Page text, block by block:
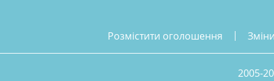
розмістити оголошення
2005-